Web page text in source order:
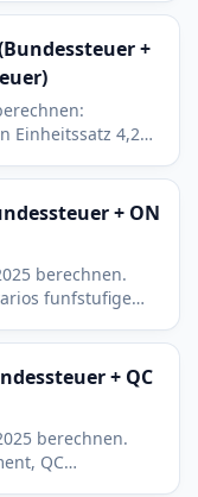
+
Einheitssatz 4,25
+ ON
berechnen.
funfstufige
+ QC
berechnen.
QC